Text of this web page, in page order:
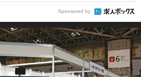
Sponsored by